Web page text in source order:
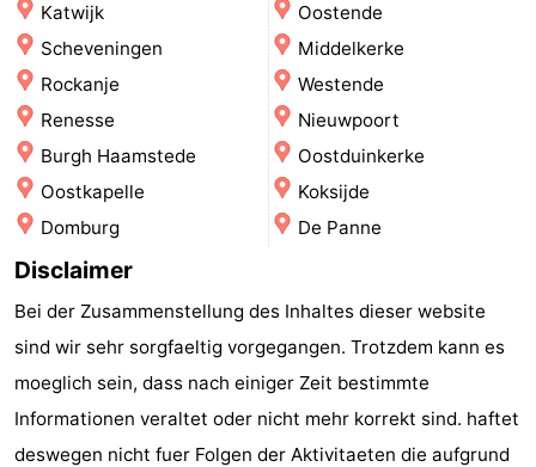
Indoor-
Spielplätze
-
Bowling
-
Minigolfplätze
Wellness-
Zentren
Dörfer
&
Städte
Natur
Sport
-
Schwimmbader
-
Radfahren
-
Katwijk
Scheveningen
Rockanje
Renesse
Burgh Haamstede
Oostkapelle
Domburg
Oostende
Middelkerke
Westende
Nieuwpoort
Oostduinkerke
Koksijde
De Panne
Disclaimer
Bei der Zusammenstellung des Inhaltes dieser website
sind wir sehr sorgfaeltig vorgegangen. Trotzdem kann es
moeglich sein, dass nach einiger Zeit bestimmte
Informationen veraltet oder nicht mehr korrekt sind. haftet
deswegen nicht fuer Folgen der Aktivitaeten die aufgrund